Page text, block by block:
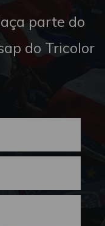
parte do
do Tricolor